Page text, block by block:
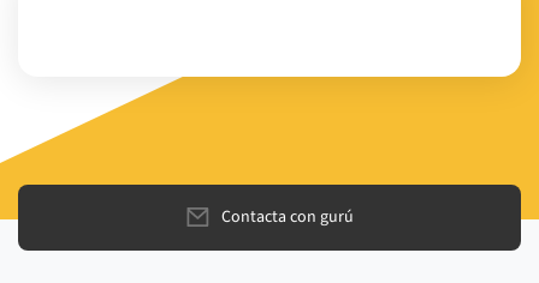
Contacta con gurú